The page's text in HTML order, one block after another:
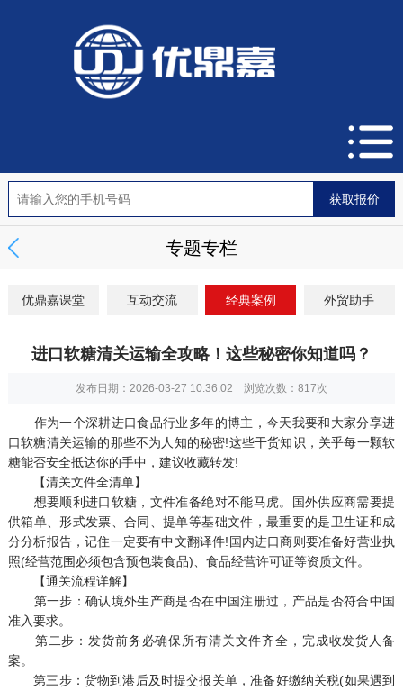
专题专栏
优鼎嘉课堂 互动交流 经典案例 外贸助手
进口软糖清关运输全攻略！这些秘密你知道吗？
发布日期：2026-03-27 10:36:02 浏览次数： 817次
作为一个深耕进口食品行业多年的博主，今天我要和大家分享进
口软糖清关运输的那些不为人知的秘密!这些干货知识，关乎每一颗软
糖能否安全抵达你的手中，建议收藏转发!
【清关文件全清单】
想要顺利进口软糖，文件准备绝对不能马虎。国外供应商需要提
供箱单、形式发票、合同、提单等基础文件，最重要的是卫生证和成
分分析报告，记住一定要有中文翻译件!国内进口商则要准备好营业执
照(经营范围必须包含预包装食品)、食品经营许可证等资质文件。
【通关流程详解】
第一步：确认境外生产商是否在中国注册过，产品是否符合中国
准入要求。
第二步：发货前务必确保所有清关文件齐全，完成收发货人备
案。
第三步：货物到港后及时提交报关单，准备好缴纳关税(如果遇到